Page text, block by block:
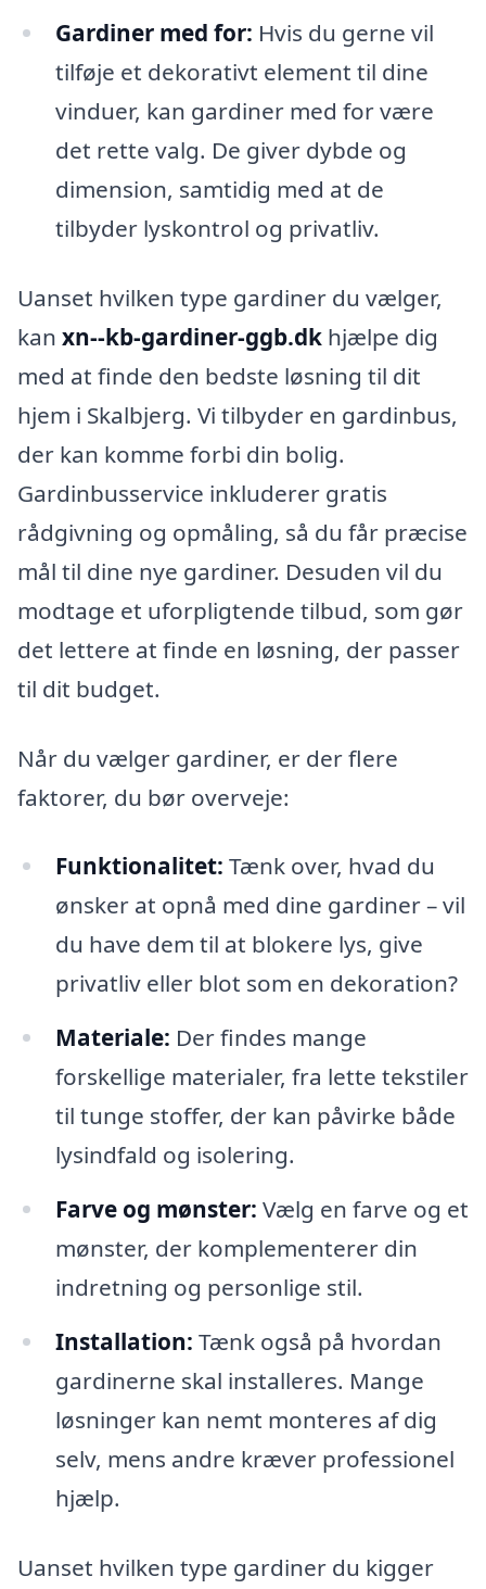
Gardiner med for: Hvis du gerne vil
tilføje et dekorativt element til dine
vinduer, kan gardiner med for være
det rette valg. De giver dybde og
dimension, samtidig med at de
tilbyder lyskontrol og privatliv.
Uanset hvilken type gardiner du vælger,
kan xn--kb-gardiner-ggb.dk hjælpe dig
med at finde den bedste løsning til dit
hjem i Skalbjerg. Vi tilbyder en gardinbus,
der kan komme forbi din bolig.
Gardinbusservice inkluderer gratis
rådgivning og opmåling, så du får præcise
mål til dine nye gardiner. Desuden vil du
modtage et uforpligtende tilbud, som gør
det lettere at finde en løsning, der passer
til dit budget.
Når du vælger gardiner, er der flere
faktorer, du bør overveje:
Funktionalitet: Tænk over, hvad du
ønsker at opnå med dine gardiner – vil
du have dem til at blokere lys, give
privatliv eller blot som en dekoration?
Materiale: Der findes mange
forskellige materialer, fra lette tekstiler
til tunge stoffer, der kan påvirke både
lysindfald og isolering.
Farve og mønster: Vælg en farve og et
mønster, der komplementerer din
indretning og personlige stil.
Installation: Tænk også på hvordan
gardinerne skal installeres. Mange
løsninger kan nemt monteres af dig
selv, mens andre kræver professionel
hjælp.
Uanset hvilken type gardiner du kigger